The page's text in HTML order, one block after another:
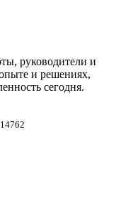
руководители и
и решениях,
сегодня.